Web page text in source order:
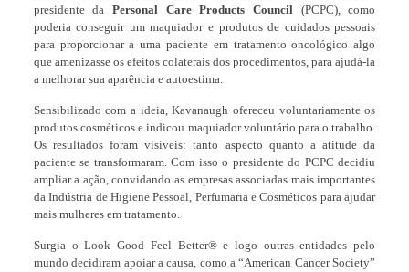
presidente daPersonal Care Products Council(PCPC), como
poderia conseguir um maquiador e produtos de cuidados pessoais
para proporcionar a uma paciente em tratamento oncológico algo
que amenizasse os efeitos colaterais dos procedimentos, para ajudá-la
a melhorar sua aparência e autoestima.
Sensibilizado com a ideia, Kavanaugh ofereceu voluntariamente os
produtos cosméticos e indicou maquiador voluntário para o trabalho.
Os resultados foram visíveis: tanto aspecto quanto a atitude da
paciente se transformaram. Com isso o presidente do PCPC decidiu
ampliar a ação, convidando as empresas associadas mais importantes
da Indústria de Higiene Pessoal, Perfumaria e Cosméticos para ajudar
mais mulheres em tratamento.
Surgia o Look Good Feel Better® e logo outras entidades pelo
mundo decidiram apoiar a causa, como a “American Cancer Society”